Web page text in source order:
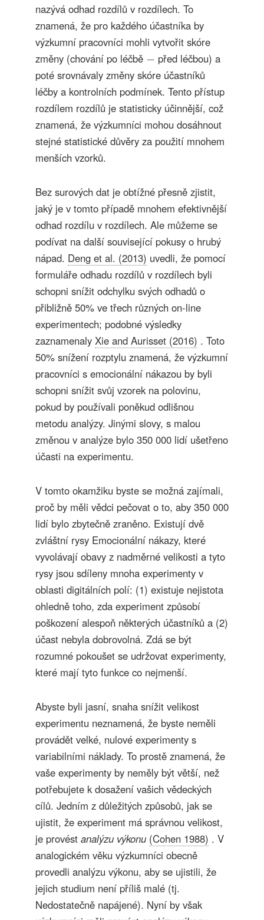
nazývá odhad rozdílů v rozdílech. To
znamená, že pro každého účastníka by
výzkumní pracovníci mohli vytvořit skóre
změny (chování po léčbě −
− před léčbou) a
poté srovnávaly změny skóre účastníků
léčby a kontrolních podmínek. Tento přístup
rozdílem rozdílů je statisticky účinnější, což
znamená, že výzkumníci mohou dosáhnout
stejné statistické důvěry za použití mnohem
menších vzorků.
Bez surových dat je obtížné přesně zjistit,
jaký je v tomto případě mnohem efektivnější
odhad rozdílu v rozdílech. Ale můžeme se
podívat na další související pokusy o hrubý
nápad. Deng et al. (2013) uvedli, že pomocí
formuláře odhadu rozdílů v rozdílech byli
schopni snížit odchylku svých odhadů o
přibližně 50% ve třech různých on-line
experimentech; podobné výsledky
zaznamenaly Xie and Aurisset (2016) . Toto
50% snížení rozptylu znamená, že výzkumní
pracovníci s emocionální nákazou by byli
schopni snížit svůj vzorek na polovinu,
pokud by používali poněkud odlišnou
metodu analýzy. Jinými slovy, s malou
změnou v analýze bylo 350 000 lidí ušetřeno
účasti na experimentu.
V tomto okamžiku byste se možná zajímali,
proč by měli vědci pečovat o to, aby 350 000
lidí bylo zbytečně zraněno. Existují dvě
zvláštní rysy Emocionální nákazy, které
vyvolávají obavy z nadměrné velikosti a tyto
rysy jsou sdíleny mnoha experimenty v
oblasti digitálních polí: (1) existuje nejistota
ohledně toho, zda experiment způsobí
poškození alespoň některých účastníků a (2)
účast nebyla dobrovolná. Zdá se být
rozumné pokoušet se udržovat experimenty,
které mají tyto funkce co nejmenší.
Abyste byli jasní, snaha snížit velikost
experimentu neznamená, že byste neměli
provádět velké, nulové experimenty s
variabilními náklady. To prostě znamená, že
vaše experimenty by neměly být větší, než
potřebujete k dosažení vašich vědeckých
cílů. Jedním z důležitých způsobů, jak se
ujistit, že experiment má správnou velikost,
je provést analýzu výkonu (Cohen 1988) . V
analogickém věku výzkumníci obecně
provedli analýzu výkonu, aby se ujistili, že
jejich studium není příliš malé (tj.
Nedostatečně napájené). Nyní by však